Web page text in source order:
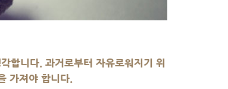
합니다. 과거로부터 자유로워지기 위
가져야 합니다.